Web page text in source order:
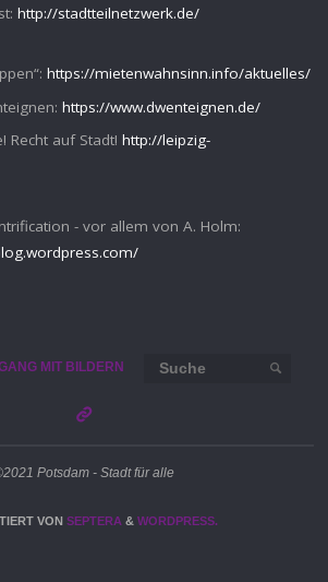
http://stadtteilnetzwerk.de/
https://mietenwahnsinn.info/aktuelles/
https://www.dwenteignen.de/
Recht auf Stadt! http://leipzig-
- vor allem von A. Holm:
MIT BILDERN SUCHE
Potsdam - Stadt für alle
VON SEPTERA & WORDPRESS.